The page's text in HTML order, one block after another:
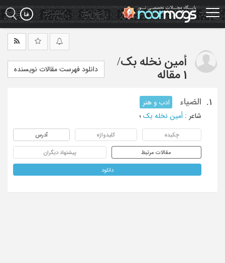
Skip
to
main
أمین نخله بک/
1 مقاله
دانلود فهرست مقالات نویسنده
1. الضیاء
ادب و هنر
شاعر : أمین نخله بک ؛
چکیده کلیدواژه آدرس
مقالات مرتبط پیشنهاد دیگران
دانلود